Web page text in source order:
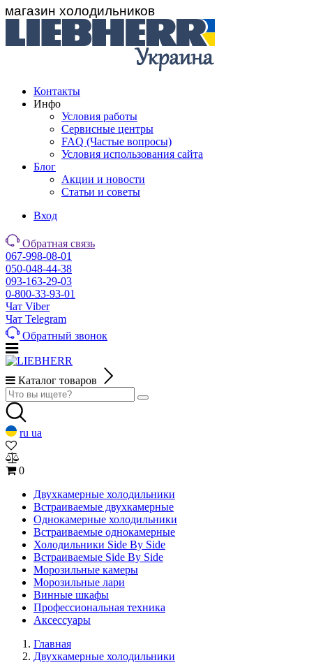
магазин холодильников
Контакты
Инфо
Условия работы
Сервисные центры
FAQ (Частые вопросы)
Условия использования сайта
Блог
Акции и новости
Статьи и советы
Вход
Обратная связь
067-998-08-01
050-048-44-38
093-163-29-03
0-800-33-93-01
Чат Viber
Чат Telegram
Обратный звонок
Каталог товаров
ru ua
0
Двухкамерные холодильники
Встраиваемые двухкамерные
Однокамерные холодильники
Встраиваемые однокамерные
Холодильники Side By Side
Встраиваемые Side By Side
Морозильные камеры
Морозильные лари
Винные шкафы
Профессиональная техника
Аксессуары
Главная
Двухкамерные холодильники